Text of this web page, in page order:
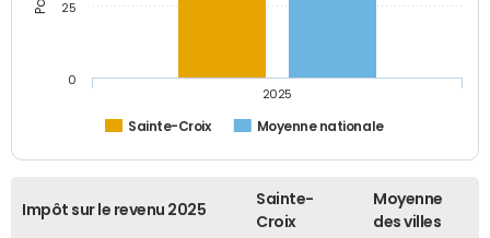
Sainte-Croix Moyenne nationale
2025
0
25
Impôt sur le revenu 2025
Sainte-
Croix
Moyenne
des villes